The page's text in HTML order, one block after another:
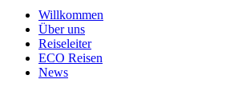
Willkommen
Über uns
Reiseleiter
ECO Reisen
News